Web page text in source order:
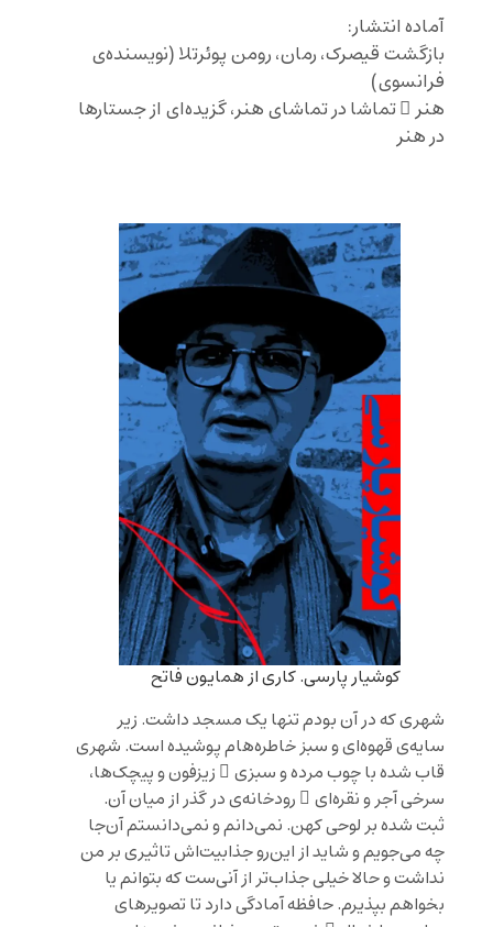
آماده انتشار:
بازگشت قیصرک، رمان، رومن پوئرتلا (نویسنده‌ی
فرانسوی)
هنر ِ تماشا در تماشای هنر، گزیده‌ای از جستارها
در هنر
کوشیار پارسی. کاری از همایون فاتح
شهری که در آن بودم تنها یک مسجد داشت. زیر
سایه‌ی قهوه‌ای و سبز خاطره‌هام پوشیده است. شهری
قاب شده با چوب مرده و سبزی ِ زیزفون و پیچک‌ها،
سرخی آجر و نقره‌ای ِ رودخانه‌ی در گذر از میان آن.
ثبت شده بر لوحی کهن. نمی‌دانم و نمی‌دانستم آن‌جا
چه می‌جویم و شاید از این‌رو جذابیت‌اش تاثیری بر من
نداشت و حالا خیلی جذاب‌تر از آنی‌ست که بتوانم یا
بخواهم بپذیرم. حافظه آمادگی دارد تا تصویرهای